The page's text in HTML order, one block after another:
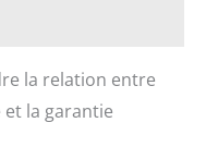
la relation entre
et la garantie